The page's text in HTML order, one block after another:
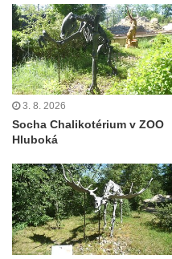
Obrázek svatého Jakuba
východně od Srbské
Busta Jana Amose
čp. 37 v Račicích
Socha ležícího koně v
Československé armády v
Socha Medvídě v Tierpark
Sochy Ležící žena v
Sochy Ptáci v Tierpark
Socha Skupina jeřábů v
Socha Panter v ZOO
3. 8. 2026
Socha Chalikotérium v ZOO
Hluboká